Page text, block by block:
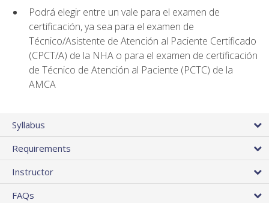
Podrá elegir entre un vale para el examen de
certificación, ya sea para el examen de
Técnico/Asistente de Atención al Paciente Certificado
(CPCT/A) de la NHA o para el examen de certificación
de Técnico de Atención al Paciente (PCTC) de la
AMCA
Syllabus
Requirements
Instructor
FAQs